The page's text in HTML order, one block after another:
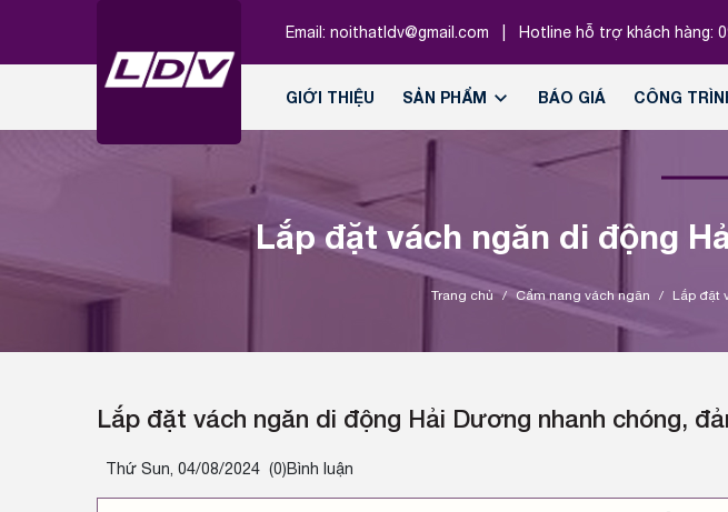
Email: noithatldv@gmail.com Hotline hỗ trợ khách hàng:
GIỚI THIỆU SẢN PHẨM BÁO GIÁ CÔNG
Lắp đặt vách ngăn di động
Trang chủ / Cẩm nang vách ngăn / Lắp đặt
Lắp đặt vách ngăn di động Hải Dương nhanh chóng,
Thứ Sun, 04/08/2024 (0)Bình luận